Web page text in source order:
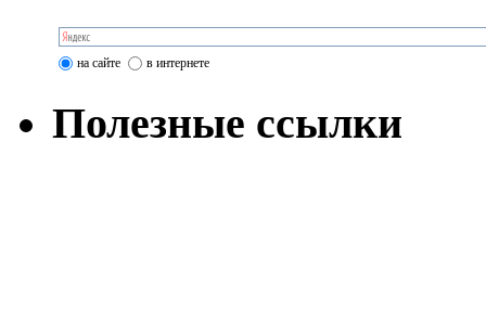
на сайте в интернете
Полезные ссылки